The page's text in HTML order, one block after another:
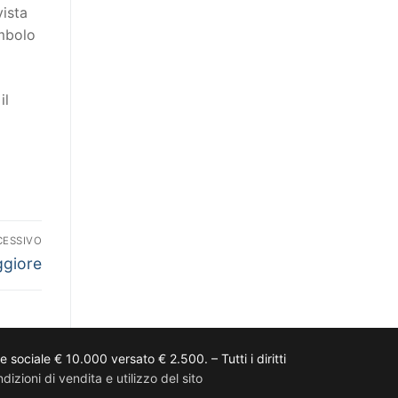
sociale € 10.000 versato € 2.500. – Tutti i diritti
di vendita e utilizzo del sito